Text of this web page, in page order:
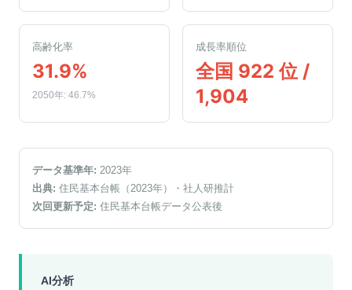
高齢化率
31.9%
2050年: 46.7%
成長率順位
全国 922 位 /
1,904
データ基準年: 2023年
出典: 住民基本台帳（2023年）
・社人研推計
次回更新予定: 住民基本台帳データ公表後
AI分析